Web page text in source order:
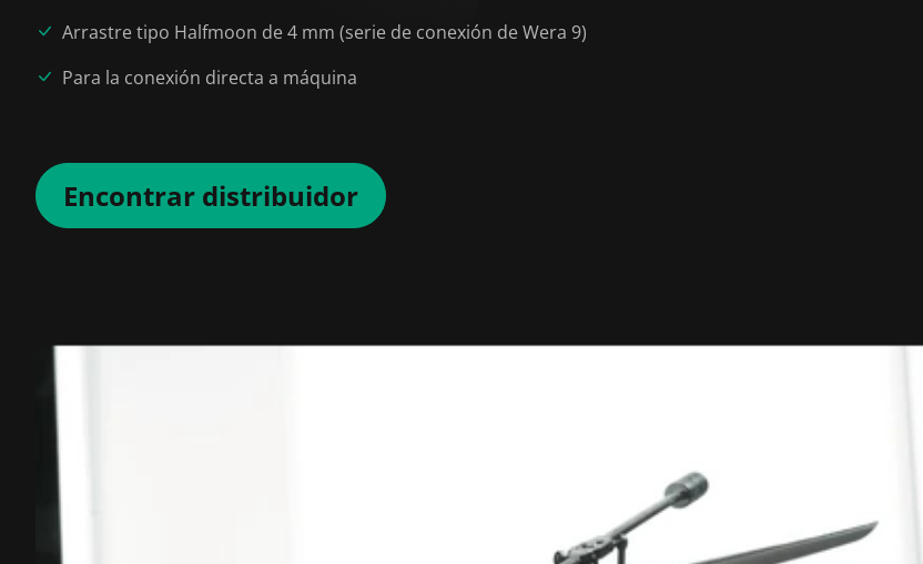
Arrastre tipo Halfmoon de 4 mm (serie de conexión de Wera 9)
Para la conexión directa a máquina
Encontrar distribuidor